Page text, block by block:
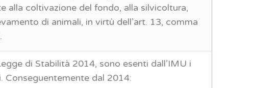
alla coltivazione del fondo, alla silvicoltura,
di animali, in virtù dell’art. 13, comma
di Stabilità 2014, sono esenti dall’IMU i
Conseguentemente dal 2014: